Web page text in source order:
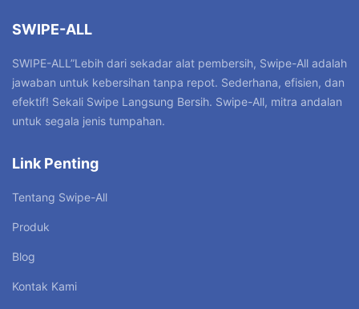
SWIPE-ALL
SWIPE-ALL”Lebih dari sekadar alat pembersih, Swipe-All adalah
jawaban untuk kebersihan tanpa repot. Sederhana, efisien, dan
efektif! Sekali Swipe Langsung Bersih. Swipe-All, mitra andalan
untuk segala jenis tumpahan.
Link Penting
Tentang Swipe-All
Produk
Blog
Kontak Kami